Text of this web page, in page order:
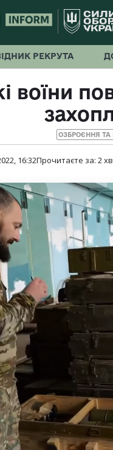
РЕКРУТА
воїни
ОЗБРОЄННЯ ТА
16:32Прочитаєте за: 2